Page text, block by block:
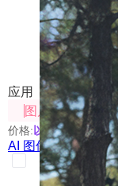
AI 图
探索GPT-
应用
图片处理
价格: 以具体使用的模
AI 图像创意站